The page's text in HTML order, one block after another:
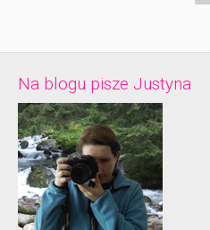
Na blogu pisze Justyna